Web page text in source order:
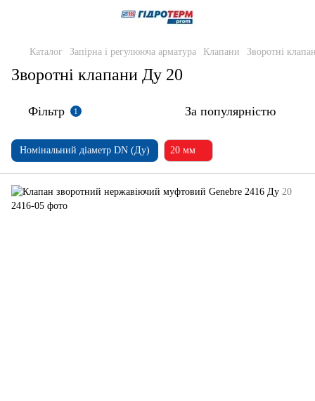
Каталог Запірна і регулююча арматура Клапани Зворотні
Зворотні клапани Ду 20
Фільтр 1 За популярністю
Номінальний діаметр DN (Ду) 20 мм